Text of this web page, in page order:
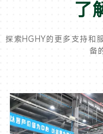
了
探索HGHY的更多支持和
备